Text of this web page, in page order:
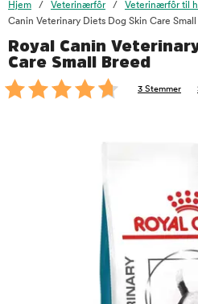
Hjem Veterinærfôr Veterinærfôr til
Canin Veterinary Diets Dog Skin Care Small
Royal Canin
Care Small Breed
3 Stemmer
foo